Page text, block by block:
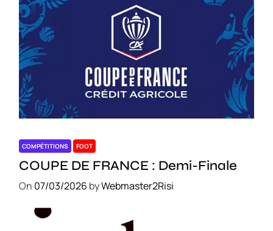
COMPÉTITIONS FOOT
COUPE DE FRANCE : Demi-Finale
On 07/03/2026 byWebmaster2Risi